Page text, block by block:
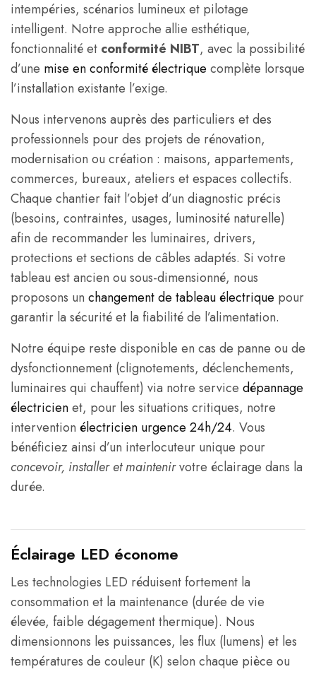
intempéries, scénarios lumineux et pilotage
intelligent. Notre approche allie esthétique,
fonctionnalité et conformité NIBT, avec la possibilité
d’une mise en conformité électrique complète lorsque
l’installation existante l’exige.
Nous intervenons auprès des particuliers et des
professionnels pour des projets de rénovation,
modernisation ou création : maisons, appartements,
commerces, bureaux, ateliers et espaces collectifs.
Chaque chantier fait l’objet d’un diagnostic précis
(besoins, contraintes, usages, luminosité naturelle)
afin de recommander les luminaires, drivers,
protections et sections de câbles adaptés. Si votre
tableau est ancien ou sous-dimensionné, nous
proposons un changement de tableau électrique pour
garantir la sécurité et la fiabilité de l’alimentation.
Notre équipe reste disponible en cas de panne ou de
dysfonctionnement (clignotements, déclenchements,
luminaires qui chauffent) via notre service dépannage
électricienet, pour les situations critiques, notre
intervention électricien urgence 24h/24. Vous
bénéficiez ainsi d’un interlocuteur unique pour
concevoir, installer et maintenirvotre éclairage dans la
durée.
Éclairage LED économe
Les technologies LED réduisent fortement la
consommation et la maintenance (durée de vie
élevée, faible dégagement thermique). Nous
dimensionnons les puissances, les flux (lumens) et les
températures de couleur (K) selon chaque pièce ou